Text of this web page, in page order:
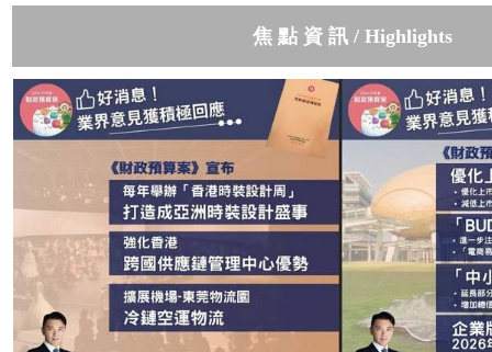
焦 點 資 訊 / Highlights